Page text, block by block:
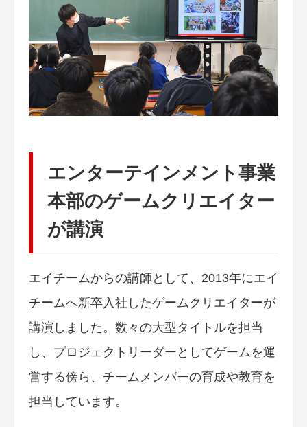
エンターテインメント事業
本部のゲームクリエイター
が講演
エイチームからの講師として、2013年にエイ
チームへ新卒入社したゲームクリエイターが
講演しました。数々の大型タイトルを担当
し、プロジェクトリーダーとしてゲームを運
営する傍ら、チームメンバーの育成や教育を
担当しています。